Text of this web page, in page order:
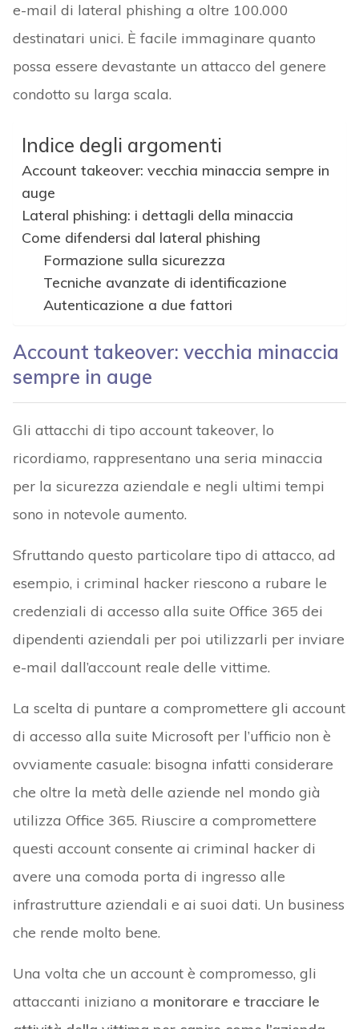
e-mail di lateral phishing a oltre 100.000
destinatari unici. È facile immaginare quanto
possa essere devastante un attacco del genere
condotto su larga scala.
Indice degli argomenti
Account takeover: vecchia minaccia sempre in
auge
Lateral phishing: i dettagli della minaccia
Come difendersi dal lateral phishing
Formazione sulla sicurezza
Tecniche avanzate di identificazione
Autenticazione a due fattori
Account takeover: vecchia minaccia
sempre in auge
Gli attacchi di tipo account takeover, lo
ricordiamo, rappresentano una seria minaccia
per la sicurezza aziendale e negli ultimi tempi
sono in notevole aumento.
Sfruttando questo particolare tipo di attacco, ad
esempio, i criminal hacker riescono a rubare le
credenziali di accesso alla suite Office 365 dei
dipendenti aziendali per poi utilizzarli per inviare
e-mail dall’account reale delle vittime.
La scelta di puntare a compromettere gli account
di accesso alla suite Microsoft per l’ufficio non è
ovviamente casuale: bisogna infatti considerare
che oltre la metà delle aziende nel mondo già
utilizza Office 365. Riuscire a compromettere
questi account consente ai criminal hacker di
avere una comoda porta di ingresso alle
infrastrutture aziendali e ai suoi dati. Un business
che rende molto bene.
Una volta che un account è compromesso, gli
attaccanti iniziano a monitorare e tracciare le